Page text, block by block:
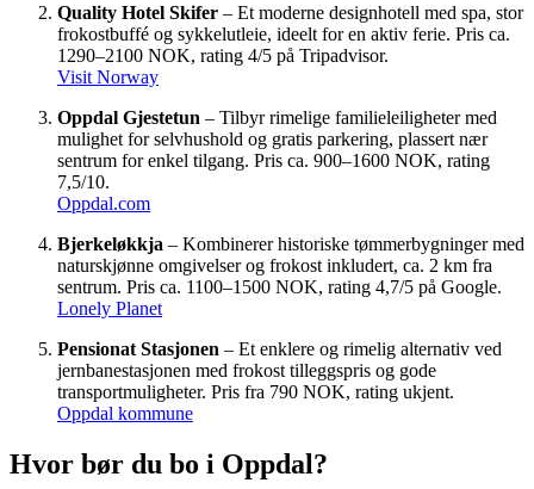
Quality Hotel Skifer – Et moderne designhotell med spa, stor
frokostbuffé og sykkelutleie, ideelt for en aktiv ferie. Pris ca.
1290–2100 NOK, rating 4/5 på Tripadvisor.
Visit Norway
Oppdal Gjestetun – Tilbyr rimelige familieleiligheter med
mulighet for selvhushold og gratis parkering, plassert nær
sentrum for enkel tilgang. Pris ca. 900–1600 NOK, rating
7,5/10.
Oppdal.com
Bjerkeløkkja – Kombinerer historiske tømmerbygninger med
naturskjønne omgivelser og frokost inkludert, ca. 2 km fra
sentrum. Pris ca. 1100–1500 NOK, rating 4,7/5 på Google.
Lonely Planet
Pensionat Stasjonen – Et enklere og rimelig alternativ ved
jernbanestasjonen med frokost tilleggspris og gode
transportmuligheter. Pris fra 790 NOK, rating ukjent.
Oppdal kommune
Hvor bør du bo i Oppdal?